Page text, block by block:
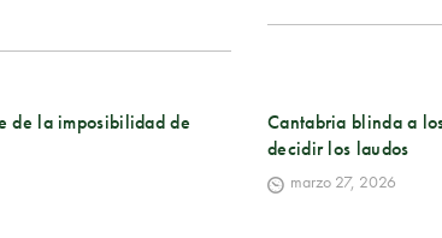
de la imposibilidad de
Cantabria blinda a
decidir los laudos
marzo 27, 2026